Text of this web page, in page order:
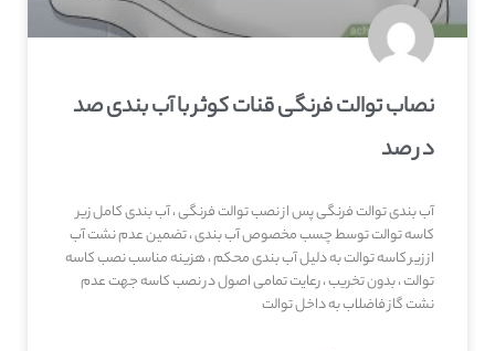
نصاب توالت فرنگی قنات کوثر با آب بندی صد
در صد
آب بندی توالت فرنگی پس از نصب توالت فرنگی ، آب بندی کامل زیر
کاسه توالت توسط چسب مخصوص آب بندی ، تضمین عدم نشت آب
از زیر کاسه توالت به دلیل آب بندی محکم ، هزینه مناسب نصب کاسه
توالت ، بدون تخریب ، رعایت تمامی اصول در نصب کاسه جهت عدم
نشت گاز فاضلاب به داخل توالت